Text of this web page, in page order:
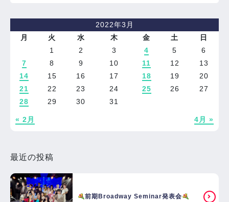
2022年3月
月
火 水 木 金 土 日
« 2月 4月 »
1 2 3 4 5
6
7
8 9 10 11 12
13
14
15 16 17 18 19
20
21
22 23 24 25 26
27
28
29 30 31
最近の投稿
前期Broadway Seminar発表会